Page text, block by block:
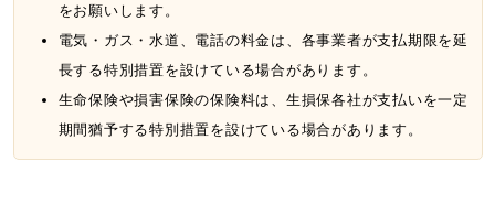
をお願いします。
電気・ガス・水道、電話の料金は、各事業者が支払期限を延
長する特別措置を設けている場合があります。
生命保険や損害保険の保険料は、生損保各社が支払いを一定
期間猶予する特別措置を設けている場合があります。